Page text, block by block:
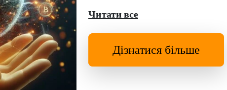
Читати все
Дізнатися більше